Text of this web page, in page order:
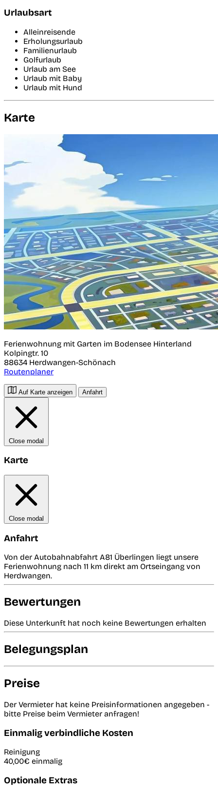
Urlaubsart
Alleinreisende
Erholungsurlaub
Familienurlaub
Golfurlaub
Urlaub am See
Urlaub mit Baby
Urlaub mit Hund
Karte
Ferienwohnung mit Garten im Bodensee Hinterland
Kolpingtr. 10
88634 Herdwangen-Schönach
Routenplaner
Auf Karte anzeigen Anfahrt
Close modal
Karte
Close modal
Anfahrt
Von der Autobahnabfahrt A81 Überlingen liegt unsere
Ferienwohnung nach 11 km direkt am Ortseingang von
Herdwangen.
Bewertungen
Diese Unterkunft hat noch keine Bewertungen erhalten
Belegungsplan
Preise
Der Vermieter hat keine Preisinformationen angegeben -
bitte Preise beim Vermieter anfragen!
Einmalig verbindliche Kosten
Reinigung
40,00€ einmalig
Optionale Extras